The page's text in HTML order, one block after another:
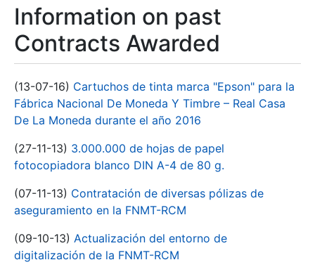
Information on past
Contracts Awarded
(13-07-16) Cartuchos de tinta marca "Epson" para la
Fábrica Nacional De Moneda Y Timbre – Real Casa
De La Moneda durante el año 2016
(27-11-13) 3.000.000 de hojas de papel
fotocopiadora blanco DIN A-4 de 80 g.
(07-11-13) Contratación de diversas pólizas de
aseguramiento en la FNMT-RCM
(09-10-13) Actualización del entorno de
digitalización de la FNMT-RCM